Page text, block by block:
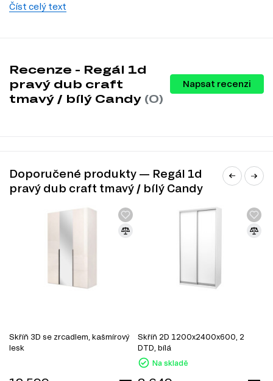
Informace o sérii nábytku
série můžete vybírat z následujících kategorií:
TV stolky.
Komody.
Nástěnné police a skříňky.
Kancelářské stoly.
DŘEVOTŘÍSKA + MDF
Číst celý text
Recenze - Regál 1d
pravý dub craft
tmavý / bílý Candy (0)
Napsat recenzi
Doporučené produkty — Regál 1d
pravý dub craft tmavý / bílý Candy
Skříň 3D se zrcadlem, kašmírový
lesk
Skříň 2D 1200x2400x600, 2
DTD, bílá
Na skladě